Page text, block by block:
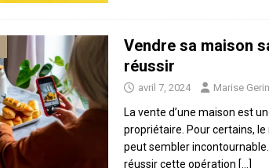
Vendre sa maison
réussir
avril 7, 2024 Marise Gerin
La vente d’une maison est
propriétaire. Pour certains,
peut sembler
réussir cette opération […]